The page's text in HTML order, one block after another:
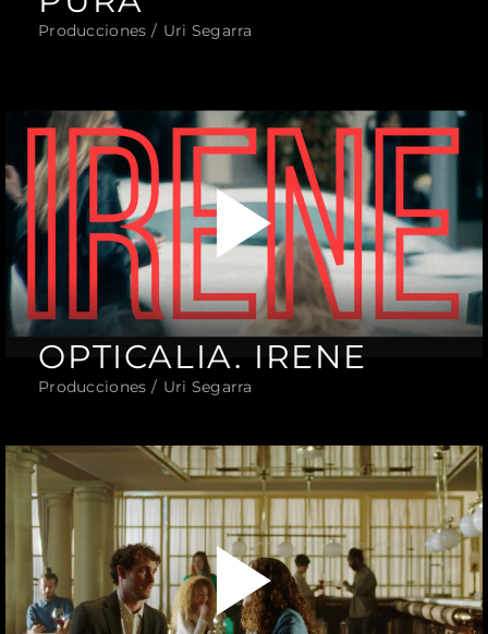
Producciones Uri Segarra
OPTICALIA. IRENE
Producciones Uri Segarra